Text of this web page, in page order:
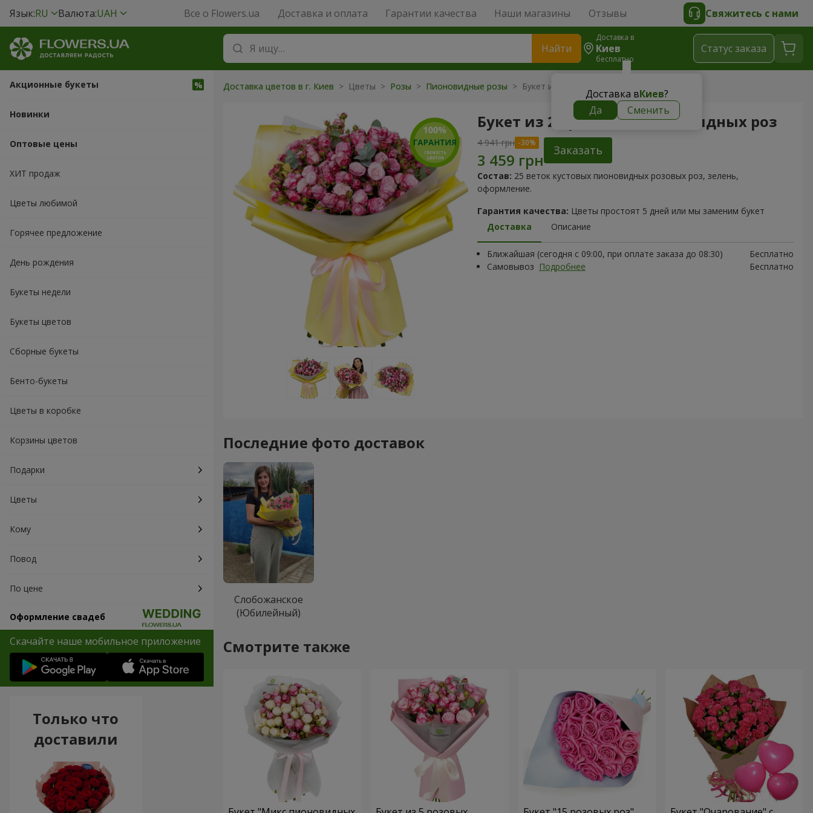
Язык:RU Валюта:UAH Все о Flowers.ua Доставка и оплата Гарантии качества Наши магазины Отзывы Свяжитесь с нами
Найти
Доставка в
Киев
бесплатно
Доставка вКиев?
Да
Сменить
Cтатус заказа
Акционные букеты
Новинки
Оптовые цены
ХИТ продаж
Цветы любимой
Горячее предложение
День рождения
Букеты недели
Букеты цветов
Сборные букеты
Бенто-букеты
Цветы в коробке
Корзины цветов
Подарки
Цветы
Кому
Повод
По цене
Оформление свадеб
Скачайте наше мобильное приложение
Доставка цветов в г. Киев > Цветы > Розы > Пионовидные розы > Букет из 25 розовых пионовидных роз
Букет из 25 розовых пионовидных роз
4 941 грн
Заказать
Состав: 25 веток кустовых пионовидных розовых роз, зелень,
оформление.
Гарантия качества: Цветы простоят 5 дней или мы заменим букет
Доставка
Описание
Ближайшая (сегодня с 09:00, при оплате заказа до 08:30)
Бесплатно
Самовывоз Подробнее Бесплатно
Последние фото доставок
Слобожанское
(Юбилейный)
Смотрите также
Только что
доставили